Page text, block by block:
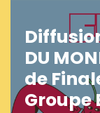
DU
de
Groupe